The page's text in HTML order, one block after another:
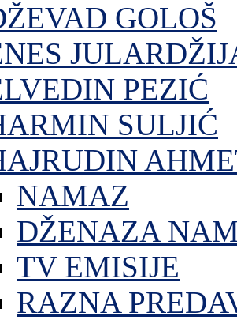
GOLOŠ
PEZIĆ
SULJIĆ
NAMAZ
DŽENAZA
TV EMISIJE
RAZNA